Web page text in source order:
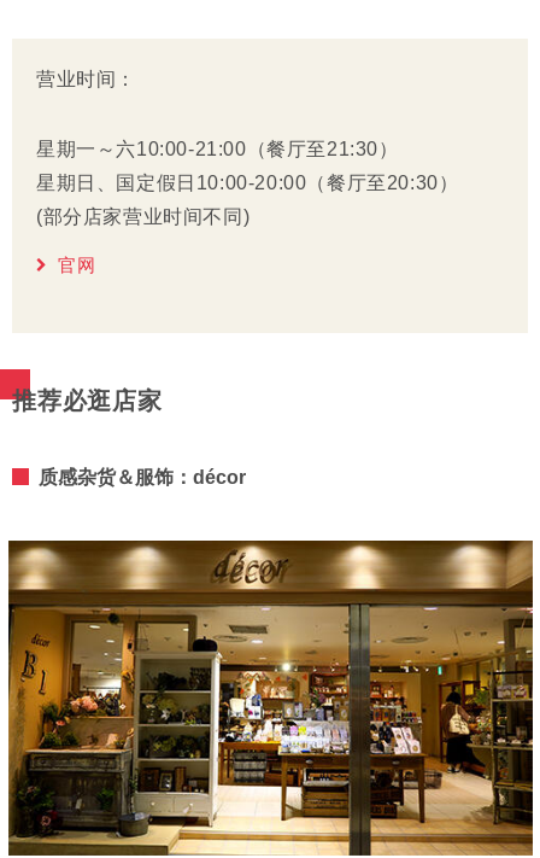
营业时间：
星期一～六10:00-21:00（餐厅至21:30）
星期日、国定假日10:00-20:00（餐厅至20:30）
(部分店家营业时间不同)
官网
推荐必逛店家
质感杂货＆服饰：décor